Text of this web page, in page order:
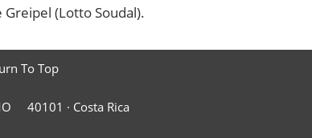
(Lotto Soudal).
To Top
40101 · Costa Rica